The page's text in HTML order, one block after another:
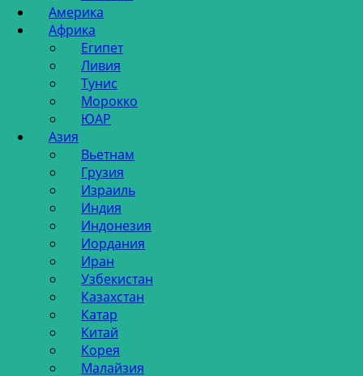
Америка
Африка
Египет
Ливия
Тунис
Морокко
ЮАР
Азия
Вьетнам
Грузия
Израиль
Индия
Индонезия
Иордания
Иран
Узбекистан
Казахстан
Катар
Китай
Корея
Малайзия